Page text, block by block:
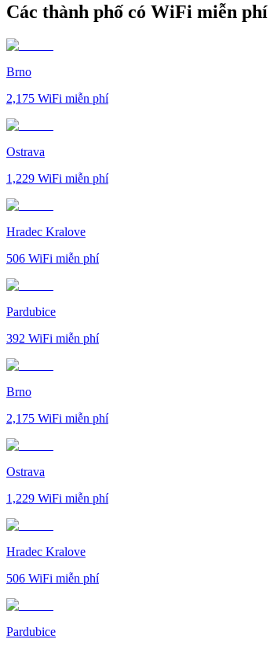
Các thành phố có WiFi miễn
Brno
2,175 WiFi miễn phí
Ostrava
1,229 WiFi miễn phí
Hradec Kralove
506 WiFi miễn phí
Pardubice
392 WiFi miễn phí
Brno
2,175 WiFi miễn phí
Ostrava
1,229 WiFi miễn phí
Hradec Kralove
506 WiFi miễn phí
Pardubice